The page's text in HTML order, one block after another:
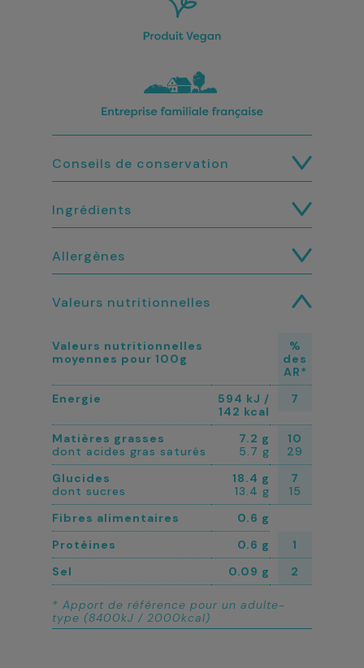
Conseils de conservation
Ingrédients
Allergènes
Valeurs nutritionnelles
Valeurs nutritionnelles
moyennes pour 100g
%
des
AR*
Energie
594 kJ /
142 kcal
7
Matières grasses
dont acides gras saturés
7.2 g
5.7 g
10
29
Glucides
dont sucres
18.4 g
13.4 g
7
15
Fibres alimentaires
0.6 g
Protéines
0.6 g
1
Sel
0.09 g 2
* Apport de référence pour un adulte-
type (8400kJ / 2000kcal)